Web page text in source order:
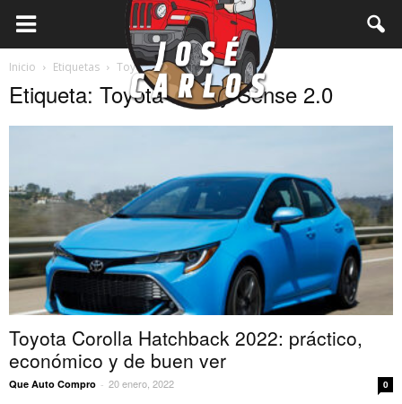
Inicio Etiquetas Toyota Safety Sense 2.0
Etiqueta: Toyota Safety Sense 2.0
Toyota Corolla Hatchback 2022: práctico,
económico y de buen ver
Que Auto Compro - 20 enero, 2022 0